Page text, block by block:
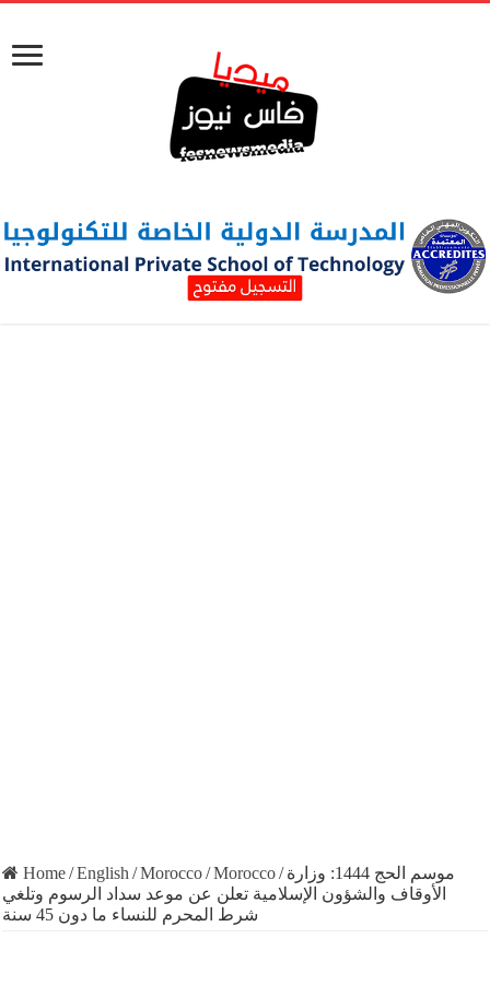
Home/English /Morocco/Morocco/ موسم الحج 1444: وزارة
الأوقاف والشؤون الإسلامية تعلن عن موعد سداد الرسوم وتلغي
شرط المحرم للنساء ما دون 45 سنة